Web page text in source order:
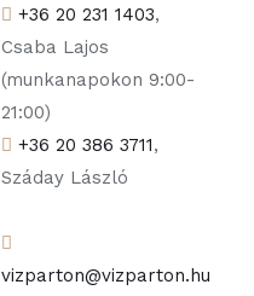
+36 20 231 1403,
Csaba Lajos
(munkanapokon 9:00-
21:00)
+36 20 386 3711,
Száday László
vizparton@vizparton.hu